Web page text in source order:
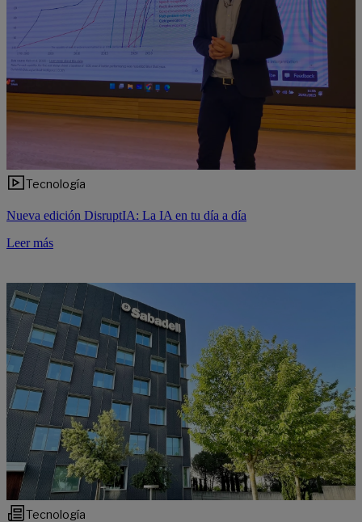
Tecnología
Nueva edición DisruptIA: La IA en tu día a día
Leer más
Tecnología